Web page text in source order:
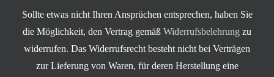
Sollte etwas nicht Ihren Ansprüchen entsprechen, haben Sie
die Möglichkeit, den Vertrag gemäß Widerrufsbelehrung zu
widerrufen. Das Widerrufsrecht besteht nicht bei Verträgen
zur Lieferung von Waren, für deren Herstellung eine